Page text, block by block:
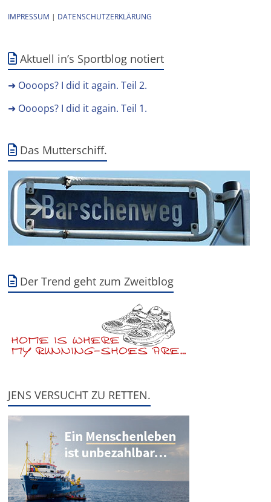
IMPRESSUM | DATENSCHUTZERKLÄRUNG
Aktuell in’s Sportblog notiert
➜ Oooops? I did it again. Teil 2.
➜ Oooops? I did it again. Teil 1.
Das Mutterschiff.
Der Trend geht zum Zweitblog
JENS VERSUCHT ZU RETTEN.